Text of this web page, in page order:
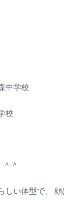
中学校
校
＾
しい体型で、